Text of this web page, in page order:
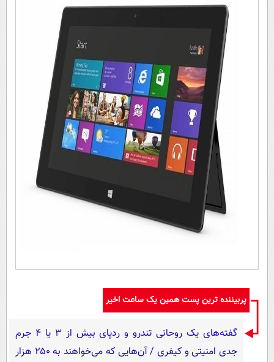
پربیننده ترین پست همین یک ساعت اخیر
گفته‌های یک روحانی تندرو و ردپای بیش از ۳ یا ۴ جرم
جدی امنیتی و کیفری / آن‌هایی که می‌خواهند به ۲۵۰ هزار